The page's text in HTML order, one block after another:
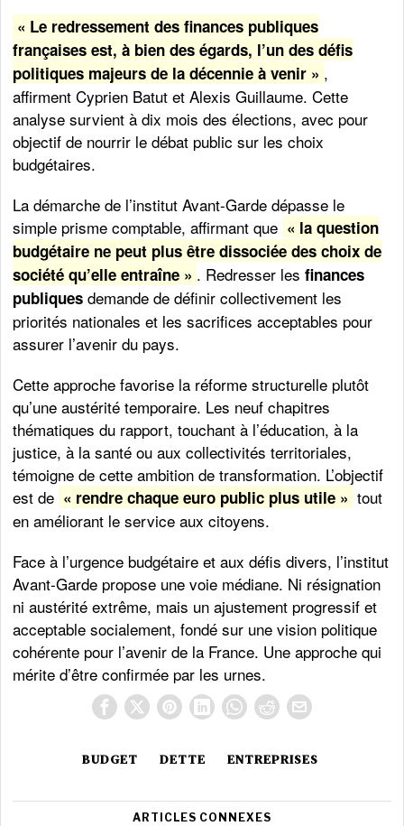
« Le redressement des finances publiques
françaises est, à bien des égards, l’un des défis
politiques majeurs de la décennie à venir » ,
affirment Cyprien Batut et Alexis Guillaume. Cette
analyse survient à dix mois des élections, avec pour
objectif de nourrir le débat public sur les choix
budgétaires.
La démarche de l’institut Avant-Garde dépasse le
simple prisme comptable, affirmant que « la question
budgétaire ne peut plus être dissociée des choix de
société qu’elle entraîne » . Redresser lesfinances
publiques demande de définir collectivement les
priorités nationales et les sacrifices acceptables pour
assurer l’avenir du pays.
Cette approche favorise la réforme structurelle plutôt
qu’une austérité temporaire. Les neuf chapitres
thématiques du rapport, touchant à l’éducation, à la
justice, à la santé ou aux collectivités territoriales,
témoigne de cette ambition de transformation. L’objectif
est de « rendre chaque euro public plus utile » tout
en améliorant le service aux citoyens.
Face à l’urgence budgétaire et aux défis divers, l’institut
Avant-Garde propose une voie médiane. Ni résignation
ni austérité extrême, mais un ajustement progressif et
acceptable socialement, fondé sur une vision politique
cohérente pour l’avenir de la France. Une approche qui
mérite d’être confirmée par les urnes.
BUDGET DETTE ENTREPRISES
ARTICLES CONNEXES